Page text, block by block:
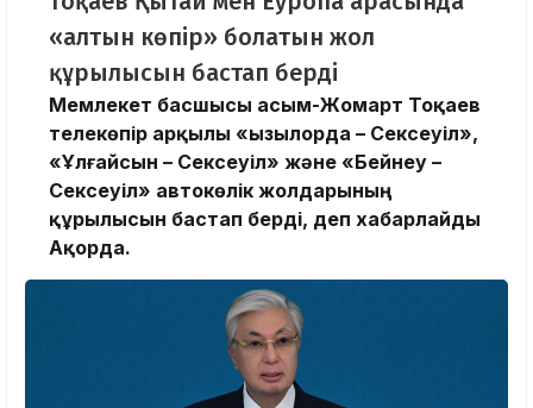
«алтын көпір» болатын жол
құрылысын бастап берді
Мемлекет басшысы Қасым-Жомарт Тоқаев
телекөпір арқылы «Қызылорда – Сексеуіл»,
«Ұлғайсын – Сексеуіл» және «Бейнеу –
Сексеуіл» автокөлік жолдарының
құрылысын бастап берді, деп хабарлайды
Ақорда.